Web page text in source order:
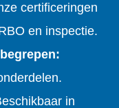
certificeringen
en inspectie.
in